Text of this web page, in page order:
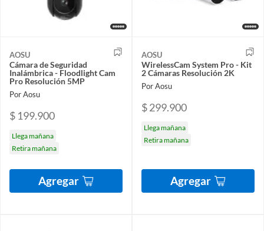
AOSU
Cámara de Seguridad
Inalámbrica - Floodlight Cam
Pro Resolución 5MP
Por Aosu
$ 199.900
Llega mañana
Retira mañana
Agregar
AOSU
WirelessCam System Pro - Kit
2 Cámaras Resolución 2K
Por Aosu
$ 299.900
Llega mañana
Retira mañana
Agregar